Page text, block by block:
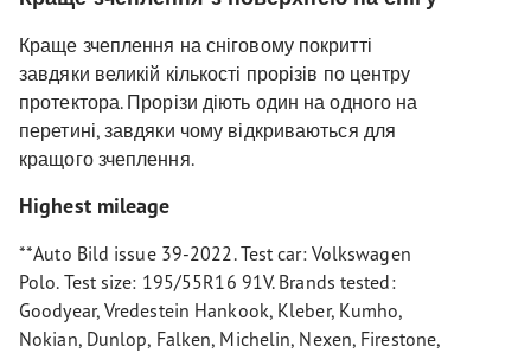
Краще зчеплення на сніговому покритті
завдяки великій кількості прорізів по центру
протектора. Прорізи діють один на одного на
перетині, завдяки чому відкриваються для
кращого зчеплення.
Highest mileage
**Auto Bild issue 39-2022. Test car: Volkswagen
Polo. Test size: 195/55R16 91V. Brands tested:
Goodyear, Vredestein Hankook, Kleber, Kumho,
Nokian, Dunlop, Falken, Michelin, Nexen, Firestone,